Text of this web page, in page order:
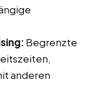
Begrenzte
anderen